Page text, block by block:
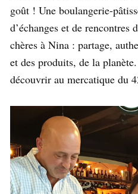
goût ! Une boulangerie-
d’échanges et de rencontres
chères à Nina : partage,
et des produits, de la
découvrir au mercatique du